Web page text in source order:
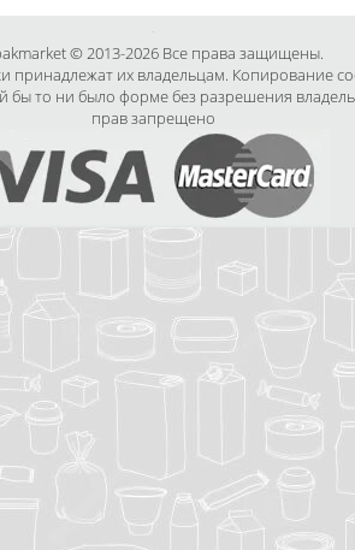
© 2013-2026 Все права защищены.
принадлежат их владельцам. Копирование
бы то ни было форме без разрешения
прав запрещено